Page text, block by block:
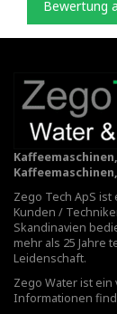
Bewertung
Zego Tech ApS
Kunden /
Skandinavien
mehr als 25 Jahre
Leidenschaft.
Zego Water ist
Informationen